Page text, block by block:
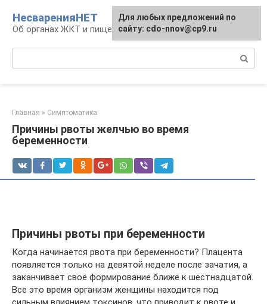
контенту
НесваренияНЕТ
Об органах ЖКТ и пищеварении
Главная » Симптоматика
Причины рвоты желчью во время
беременности
Причины рвоты при беременности
Когда начинается рвота при беременности? Плацента
появляется только на девятой неделе после зачатия, а
заканчивает свое формирование ближе к шестнадцатой.
Все это время организм женщины находится под
Для любых предложений по
сайту: cdo-nnov@cp9.ru